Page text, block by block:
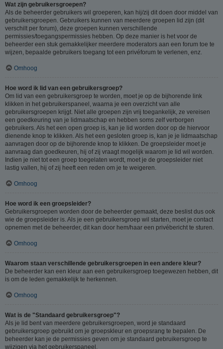
Wat zijn gebruikersgroepen?
Als de beheerder gebruikers wil groeperen, kan hij/zij dit doen door middel van
gebruikersgroepen. Gebruikers kunnen van meerdere groepen lid zijn (dit
verschilt per forum), deze groepen kunnen verschillende
permissies/toegangspermissies hebben. Op deze manier is het voor de
beheerder een stuk gemakkelijker meerdere moderators aan een forum toe te
wijzen, bepaalde gebruikers toegang tot een privéforum te verlenen, enz.
Omhoog
Hoe word ik lid van een gebruikersgroep?
Om lid van een gebruikersgroep te worden, moet je op de bijhorende link
klikken in het gebruikerspaneel, waarna je een overzicht van alle
gebruikersgroepen krijgt. Niet alle groepen zijn vrij toegankelijk, ze vereisen
een goedkeuring van je lidmaatschap en hebben soms zelf verborgen
gebruikers. Als het een open groep is, kan je lid worden door op de hiervoor
dienende knop te klikken. Als het een gesloten groep is, kan je je lidmaatschap
aanvragen door op de bijhorende knop te klikken. De groepsleider moet je
aanvraag dan goedkeuren, hij of zij vraagt mogelijk waarom je lid wil worden.
Indien je niet tot een groep toegelaten wordt, moet je de groepsleider niet
lastig vallen, hij of zij heeft een reden om je te weigeren.
Omhoog
Hoe word ik een groepsleider?
Gebruikersgroepen worden door de beheerder gemaakt, deze beslist dus ook
wie de groepsleider is. Als je een gebruikersgroep wil starten, moet je contact
opnemen met de beheerder, dit kan door hem/haar een privébericht te sturen.
Omhoog
Waarom staan verschillende gebruikersgroepen in een andere kleur?
De beheerder kan een kleur aan een gebruikersgroep toegewezen hebben, dit
is om de leden gemakkelijk te herkennen.
Omhoog
Wat is de "Standaard gebruikersgroep"?
Als je lid bent van meerdere gebruikersgroepen, word je standaard
gebruikersgroep gebruikt om je groepskleur en groepsrang te bepalen. De
beheerder kan je de permissies geven om je standaard gebruikersgroep te
wijzigen via het gebruikerspaneel.